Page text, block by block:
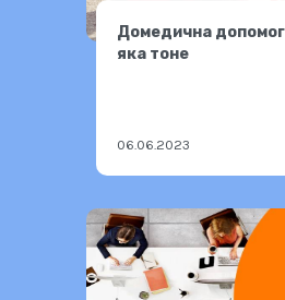
Домедична
яка тоне
06.06.2023